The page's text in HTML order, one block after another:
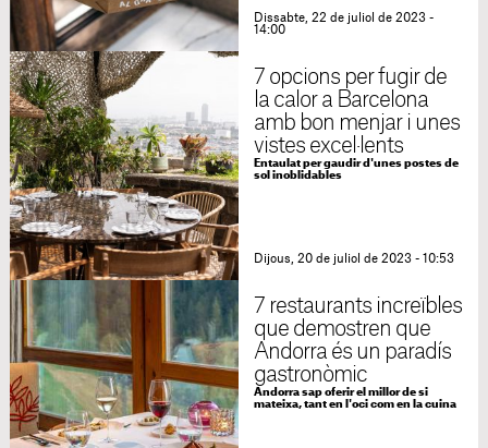
Dissabte, 22 de juliol de 2023 -
14:00
7 opcions per fugir de
la calor a Barcelona
amb bon menjar i unes
vistes excel·lents
Entaulat per gaudir d'unes postes de
sol inoblidables
Dijous, 20 de juliol de 2023 - 10:53
7 restaurants increïbles
que demostren que
Andorra és un paradís
gastronòmic
Andorra sap oferir el millor de si
mateixa, tant en l'oci com en la cuina